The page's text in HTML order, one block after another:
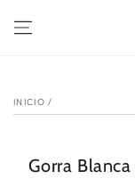
CONTENIDO
INICIO /
Gorra